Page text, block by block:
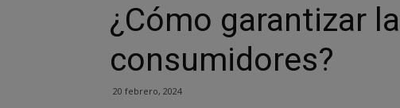
¿Cómo garantizar
consumidores?
20 febrero, 2024